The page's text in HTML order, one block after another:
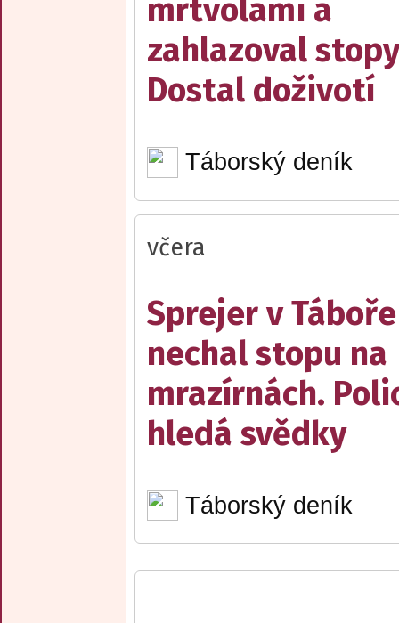
mrtvolami a
zahlazoval
Dostal doživotí
Táborský deník
včera
Sprejer v Táboře
nechal stopu na
mrazírnách.
hledá svědky
Táborský deník